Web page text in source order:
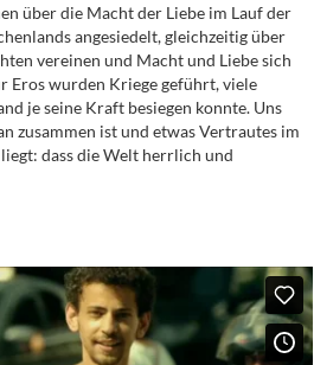
über die Macht der Liebe im Lauf der
angesiedelt, gleichzeitig über
vereinen und Macht und Liebe sich
Eros wurden Kriege geführt, viele
je seine Kraft besiegen konnte. Uns
zusammen ist und etwas Vertrautes im
dass die Welt herrlich und